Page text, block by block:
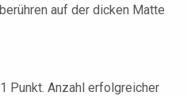
auf der dicken Matte
Punkt. Anzahl erfolgreicher